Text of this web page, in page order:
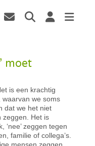
moet
is een krachtig
waarvan we soms
dat we het niet
zeggen. Het is
‘nee’ zeggen tegen
familie of collega’s.
mensen zeggen